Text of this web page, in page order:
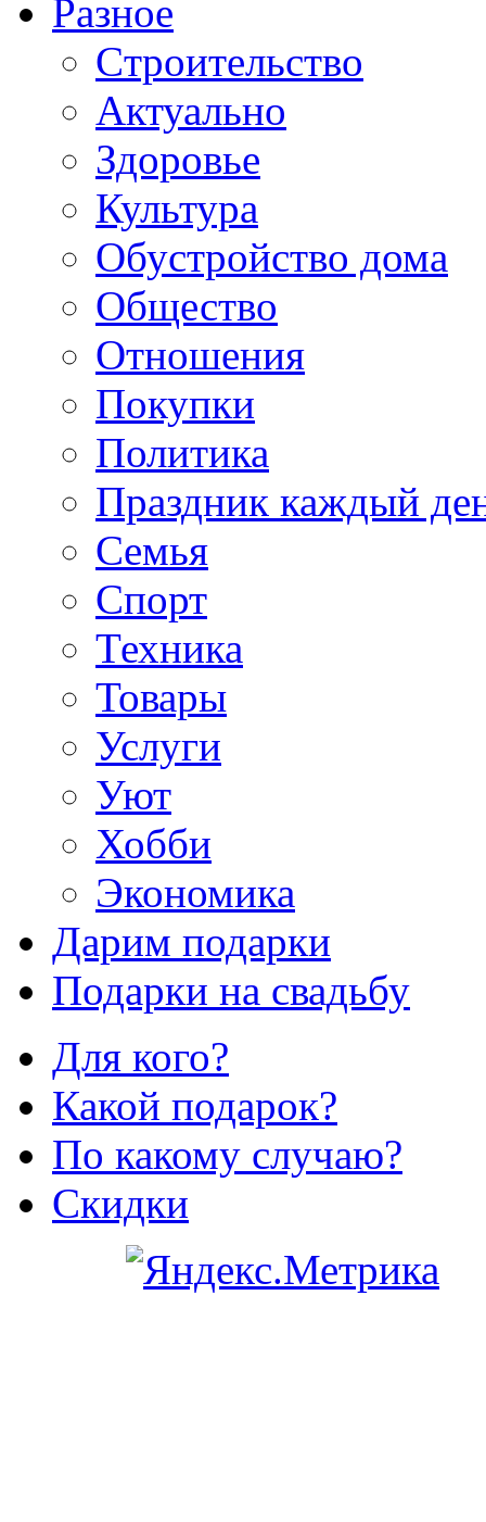
Разное
Cтроительство
Актуально
Здоровье
Культура
Обустройство дома
Общество
Отношения
Покупки
Политика
Праздник каждый
Семья
Спорт
Техника
Товары
Услуги
Уют
Хобби
Экономика
Дарим подарки
Подарки на свадьбу
Для кого?
Какой подарок?
По какому случаю?
Скидки